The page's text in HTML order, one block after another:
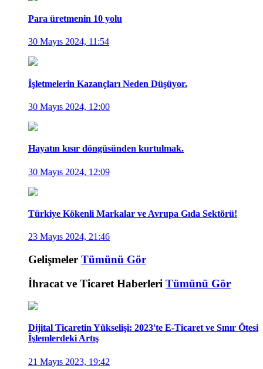
Para üretmenin 10 yolu
30 Mayıs 2024, 11:54
İşletmelerin Kazançları Neden Düşüyor.
30 Mayıs 2024, 12:00
Hayatın kısır döngüsünden kurtulmak.
30 Mayıs 2024, 12:09
Türkiye Kökenli Markalar ve Avrupa Gıda Sektörü!
23 Mayıs 2024, 21:46
Gelişmeler Tümünü Gör
İhracat ve Ticaret Haberleri Tümünü Gör
Dijital Ticaretin Yükselişi: 2023'te E-Ticaret ve Sınır Ötesi
İşlemlerdeki Artış
21 Mayıs 2023, 19:42